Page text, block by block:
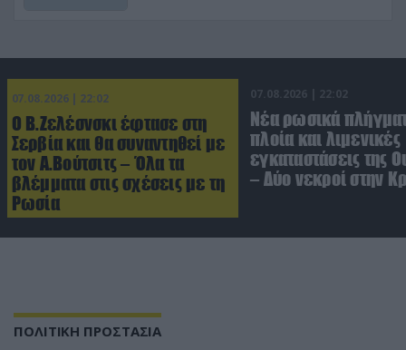
07.08.2026 | 22:02
Ο Β.Ζελέσνσκι έφτασε στη
Σερβία και θα συναντηθεί με
τον Α.Βούτσιτς – Όλα τα
βλέμματα στις σχέσεις με τη
Ρωσία
07.08.2026 | 22:02
Νέα ρωσικά
πλοία και λιμενικές
εγκαταστάσεις της
– Δύο νεκροί στην
ΠΟΛΙΤΙΚΗ ΠΡΟΣΤΑΣΙΑ